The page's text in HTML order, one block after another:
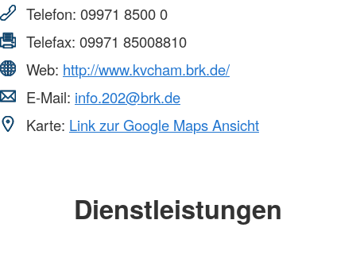
Telefon: 09971 8500 0
Telefax: 09971 85008810
Web: http://www.kvcham.brk.de/
E-Mail: info.202@brk.de
Karte: Link zur Google Maps Ansicht
Dienstleistungen